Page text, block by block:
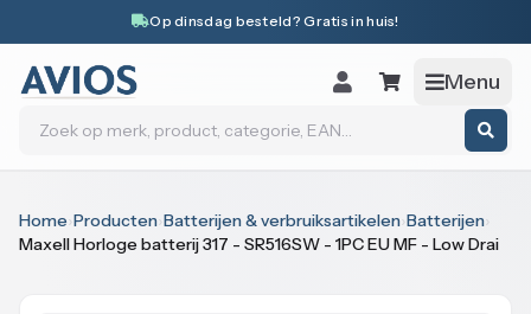
Op dinsdag besteld? Gratis in huis!
Menu
Zoeken
Home›Producten›Batterijen & verbruiksartikelen›Batterijen›
Maxell Horloge batterij 317 - SR516SW - 1PC EU MF - Low Drai